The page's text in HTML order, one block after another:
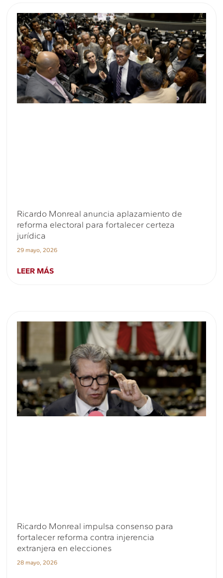
Ricardo Monreal anuncia aplazamiento de
reforma electoral para fortalecer certeza
jurídica
29 mayo, 2026
LEER MÁS
Ricardo Monreal impulsa consenso para
fortalecer reforma contra injerencia
extranjera en elecciones
28 mayo, 2026